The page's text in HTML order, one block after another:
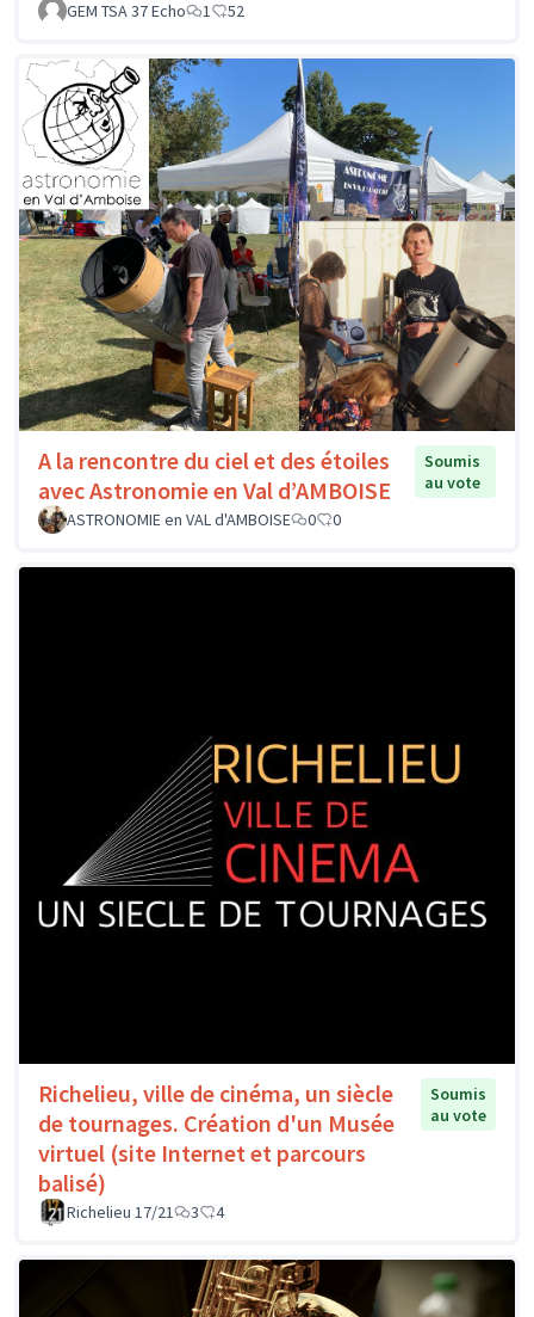
GEM TSA 37 Echo 1 52
A la rencontre du ciel et des étoiles
avec Astronomie en Val d’AMBOISE
Soumis
au vote
ASTRONOMIE en VAL d'AMBOISE
0 0
Richelieu, ville de cinéma, un siècle
de tournages. Création d'un Musée
virtuel (site Internet et parcours
balisé)
Soumis
au vote
Richelieu 17/21 3 4